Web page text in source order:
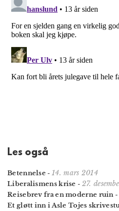
Les også
Betennelse - 14. mars 2014
Liberalismens krise - 27.
Reisebrev fra en moderne ruin-
Et gløtt inn i Asle Tojes